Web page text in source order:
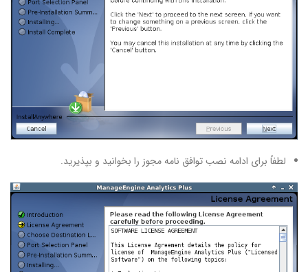
لطفاً برای ادامه نصب توافق نامه مجوز را بخوانید و بپذیرید.